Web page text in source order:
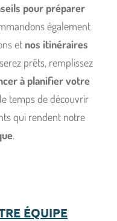
pour préparer
également
et nos itinéraires
prêts, remplissez
à planifier votre
temps de découvrir
qui rendent notre
.
ÉQUIPE